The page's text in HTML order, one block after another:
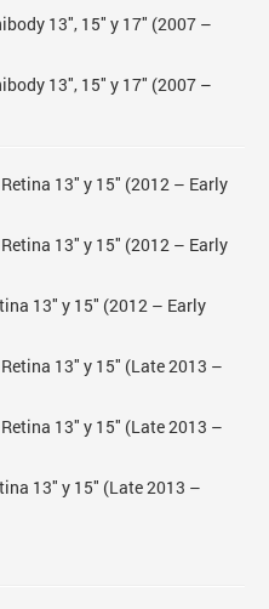
13″, 15″ y 17″ (2007 –
13″, 15″ y 17″ (2007 –
13″ y 15″ (2012 – Early
13″ y 15″ (2012 – Early
13″ y 15″ (2012 – Early
13″ y 15″ (Late 2013 –
13″ y 15″ (Late 2013 –
13″ y 15″ (Late 2013 –